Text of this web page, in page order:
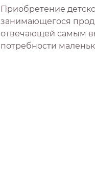
Приобретение
занимающегося
отвечающей самым
потребности